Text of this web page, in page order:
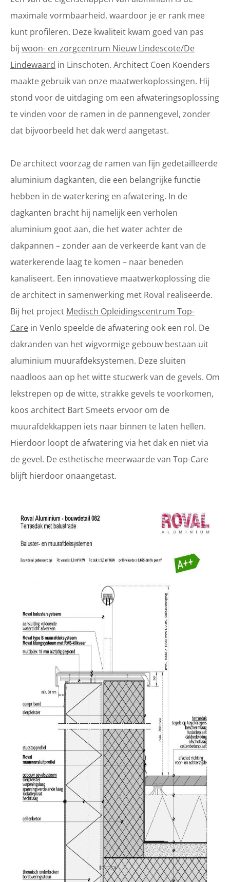
maximale vormbaarheid, waardoor je er rank mee
kunt profileren. Deze kwaliteit kwam goed van pas
bij woon- en zorgcentrum Nieuw Lindescote/De
Lindewaard in Linschoten. Architect Coen Koenders
maakte gebruik van onze maatwerkoplossingen. Hij
stond voor de uitdaging om een afwateringsoplossing
te vinden voor de ramen in de pannengevel, zonder
dat bijvoorbeeld het dak werd aangetast.
De architect voorzag de ramen van fijn gedetailleerde
aluminium dagkanten, die een belangrijke functie
hebben in de waterkering en afwatering. In de
dagkanten bracht hij namelijk een verholen
aluminium goot aan, die het water achter de
dakpannen – zonder aan de verkeerde kant van de
waterkerende laag te komen – naar beneden
kanaliseert. Een innovatieve maatwerkoplossing die
de architect in samenwerking met Roval realiseerde.
Bij het project Medisch Opleidingscentrum Top-
Care in Venlo speelde de afwatering ook een rol. De
dakranden van het wigvormige gebouw bestaan uit
aluminium muurafdeksystemen. Deze sluiten
naadloos aan op het witte stucwerk van de gevels. Om
lekstrepen op de witte, strakke gevels te voorkomen,
koos architect Bart Smeets ervoor om de
muurafdekkappen iets naar binnen te laten hellen.
Hierdoor loopt de afwatering via het dak en niet via
de gevel. De esthetische meerwaarde van Top-Care
blijft hierdoor onaangetast.